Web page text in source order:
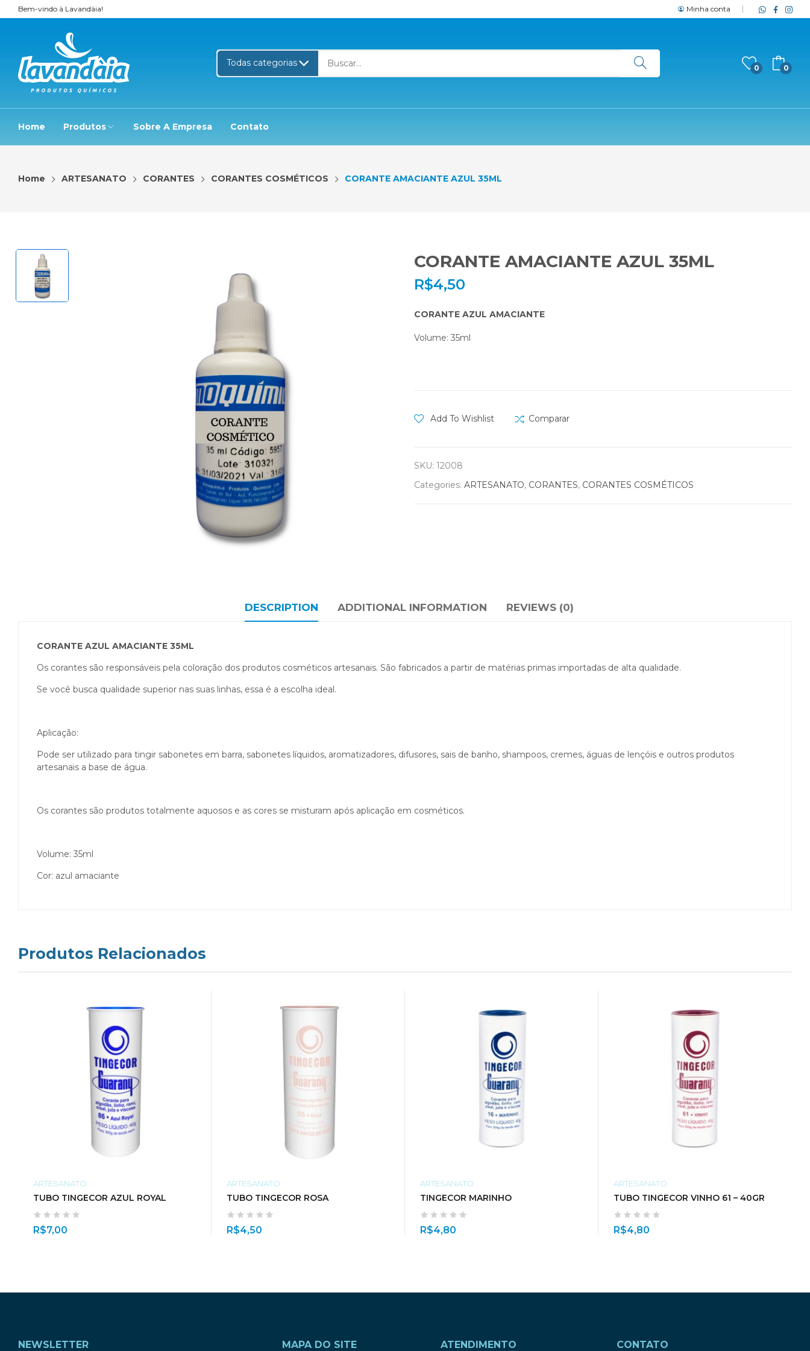
Bem-vindo à Lavandàia! Minha conta
0 0
Home Produtos Sobre A Empresa Contato
Home ARTESANATO CORANTES CORANTES COSMÉTICOS CORANTE AMACIANTE AZUL 35ML
CORANTE AMACIANTE AZUL 35ML
R$4,50
CORANTE AZUL AMACIANTE
Volume: 35ml
Add To Wishlist Comparar
SKU: 12008
Categories: ARTESANATO, CORANTES, CORANTES COSMÉTICOS
DESCRIPTION ADDITIONAL INFORMATION REVIEWS (0)
CORANTE AZUL AMACIANTE 35ML
Os corantes são responsáveis pela coloração dos produtos cosméticos artesanais. São fabricados a partir de matérias primas importadas de alta qualidade.
Se você busca qualidade superior nas suas linhas, essa é a escolha ideal.
Aplicação:
Pode ser utilizado para tingir sabonetes em barra, sabonetes líquidos, aromatizadores, difusores, sais de banho, shampoos, cremes, águas de lençóis e outros produtos
artesanais a base de água.
Os corantes são produtos totalmente aquosos e as cores se misturam após aplicação em cosméticos.
Volume: 35ml
Cor: azul amaciante
Produtos Relacionados
ARTESANATO
TUBO TINGECOR AZUL ROYAL
R$7,00
ARTESANATO
TUBO TINGECOR ROSA
R$4,50
ARTESANATO
TINGECOR MARINHO
R$4,80
ARTESANATO
TUBO TINGECOR VINHO 61 – 40GR
R$4,80
NEWSLETTER MAPA DO SITE ATENDIMENTO CONTATO